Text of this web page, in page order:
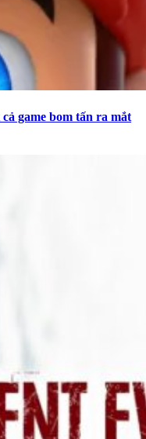
game bom tấn ra mắt